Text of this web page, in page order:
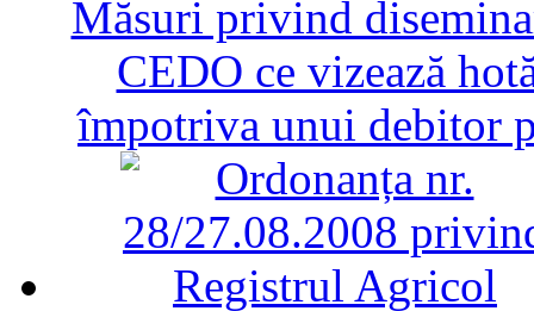
Măsuri privind
CEDO ce vizează
împotriva unui debitor